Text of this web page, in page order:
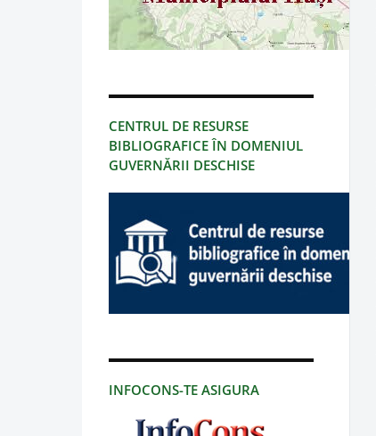
CENTRUL DE RESURSE
BIBLIOGRAFICE ÎN DOMENIUL
GUVERNĂRII DESCHISE
INFOCONS-TE ASIGURA